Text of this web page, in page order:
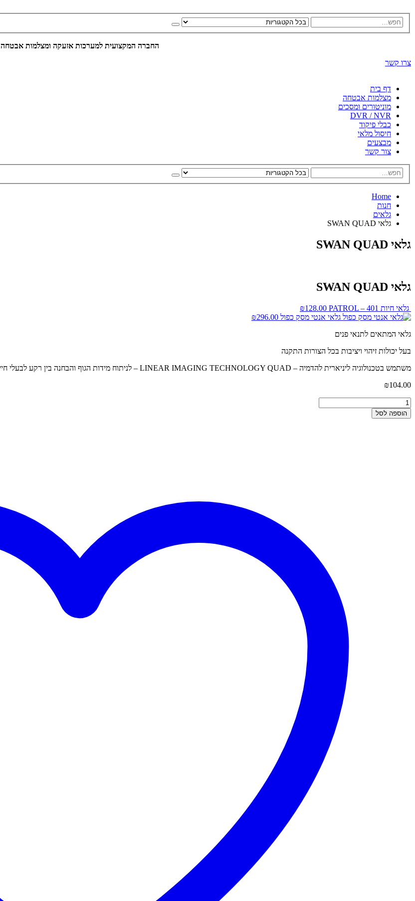
החברה המקצועית למערכות אזעקה ומצלמות אבטחה
צרו קשר
דף בית
מצלמות אבטחה
מוניטורים ומסכים
DVR / NVR
כבלי פיקוד
חיסול מלאי
מבצעים
צור קשר
Home
חנות
גלאים
גלאי SWAN QUAD
גלאי SWAN QUAD
גלאי SWAN QUAD
גלאי חיות PATROL – 401 ₪128.00
גלאי אנטי מסק כפול
₪296.00
גלאי המתאים לתנאי פנים
בעל יכולות זיהוי ויציבות בכל הצורות התקנה
משתמש בטכנולוגיה ליניארית להדמיה – LINEAR IMAGING TECHNOLOGY QUAD – לניתוח מידות הגוף והבחנה בין רקע לבעלי חיים
₪104.00
הוספה לסל